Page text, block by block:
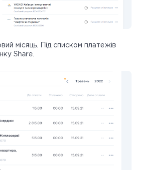
місяць. Під списком платежів
Share.